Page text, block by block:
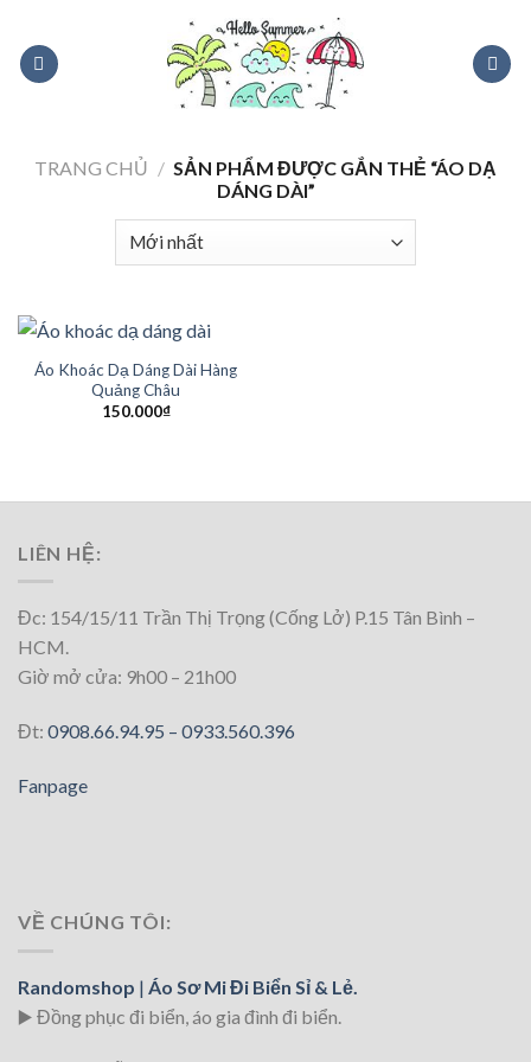
content
TRANG CHỦ / SẢN PHẨM ĐƯỢC GẮN THẺ “ÁO DẠ
DÁNG DÀI”
Áo Khoác Dạ Dáng Dài Hàng
Quảng Châu
150.000₫
LIÊN HỆ:
Đc: 154/15/11 Trần Thị Trọng (Cống Lở) P.15 Tân Bình –
HCM.
Giờ mở cửa: 9h00 – 21h00
Đt: 0908.66.94.95 – 0933.560.396
Fanpage
VỀ CHÚNG TÔI:
Randomshop | Áo Sơ Mi Đi Biển Sỉ & Lẻ.
▶️ Đồng phục đi biển, áo gia đình đi biển.